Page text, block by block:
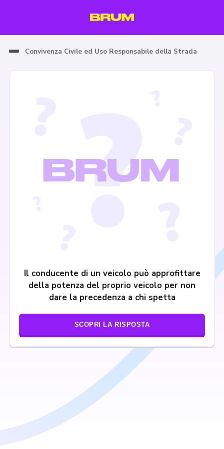
Convivenza Civile ed Uso Responsabile della Strada
Il conducente di un veicolo può approfittare
della potenza del proprio veicolo per non
dare la precedenza a chi spetta
SCOPRI LA RISPOSTA